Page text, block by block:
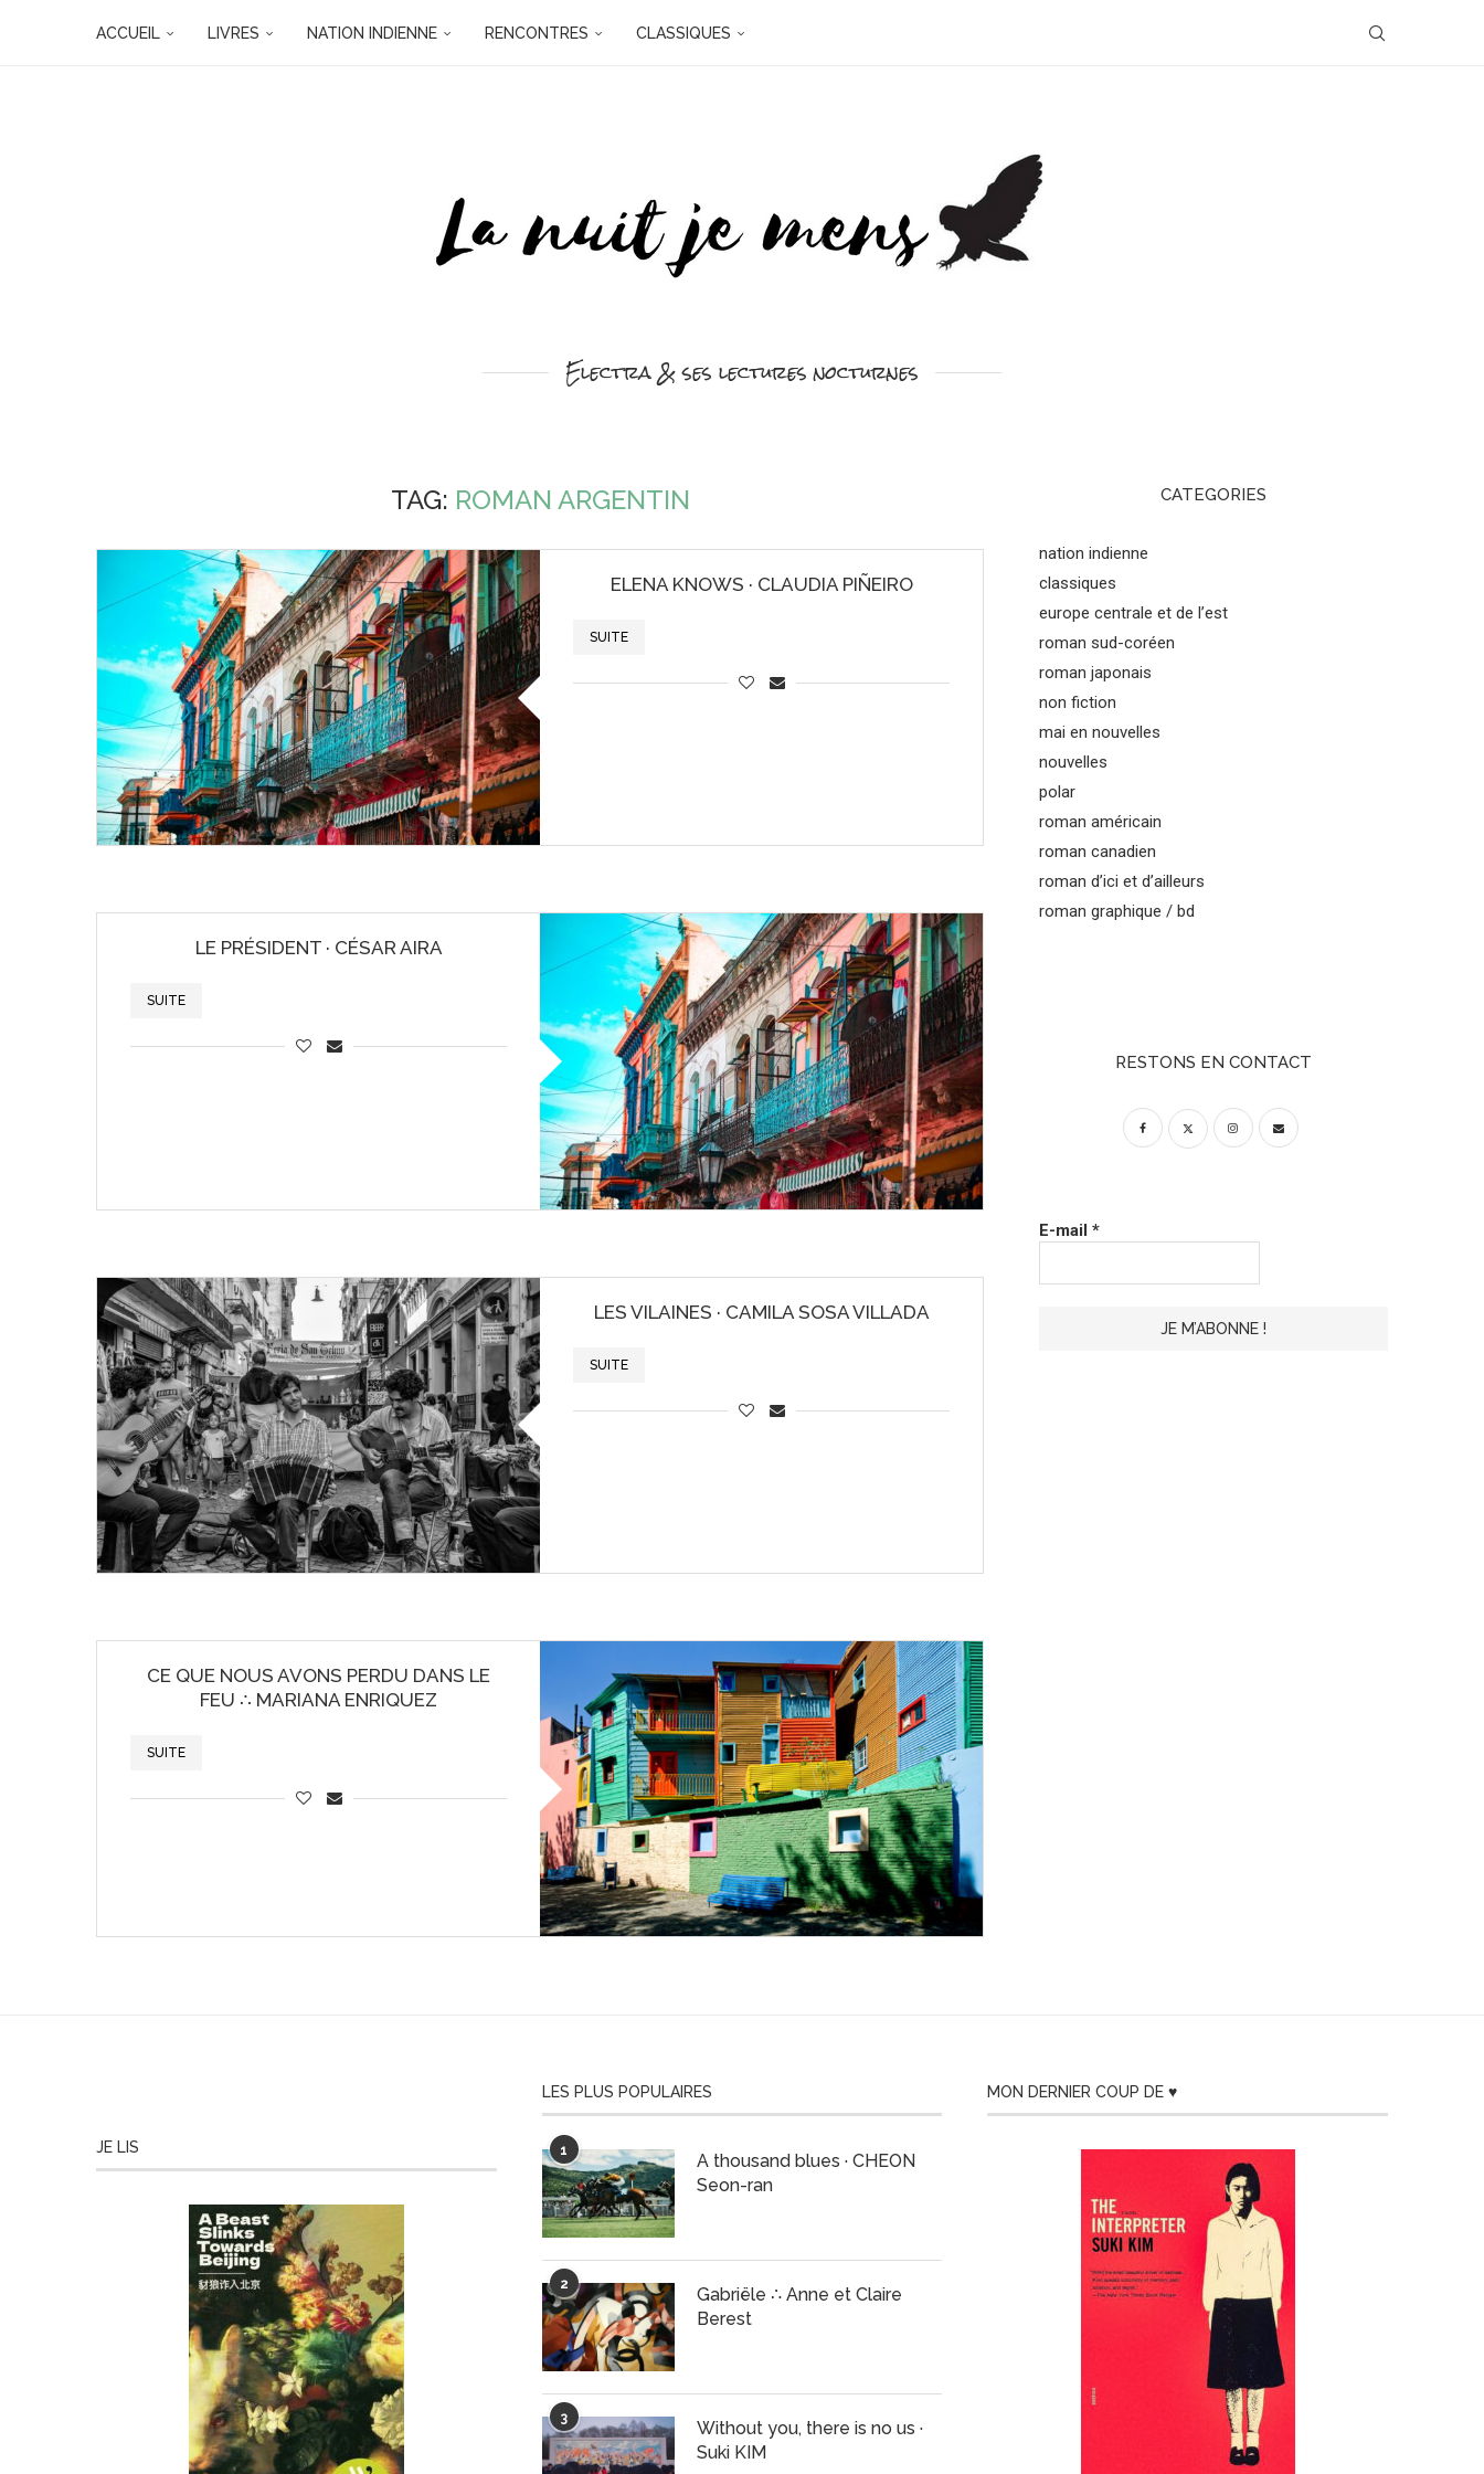
ACCUEIL LIVRES NATION INDIENNE RENCONTRES CLASSIQUES
Electra & ses lectures nocturnes
TAG: ROMAN ARGENTIN
ELENA KNOWS · CLAUDIA PIÑEIRO
SUITE
LE PRÉSIDENT · CÉSAR AIRA
SUITE
LES VILAINES · CAMILA SOSA VILLADA
SUITE
CE QUE NOUS AVONS PERDU DANS LE
FEU ∴ MARIANA ENRIQUEZ
SUITE
CATEGORIES
nation indienne
classiques
europe centrale et de l’est
roman sud-coréen
roman japonais
non fiction
mai en nouvelles
nouvelles
polar
roman américain
roman canadien
roman d’ici et d’ailleurs
roman graphique / bd
RESTONS EN CONTACT
E-mail*
JE LIS
LES PLUS POPULAIRES
1
A thousand blues · CHEON
Seon-ran
2
Gabriële ∴ Anne et Claire
Berest
3
Without you, there is no us ·
Suki KIM
MON DERNIER COUP DE ♥